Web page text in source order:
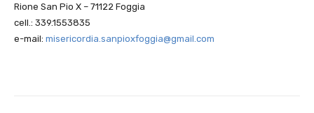
Rione San Pio X – 71122 Foggia
cell.: 339.1553835
e-mail: misericordia.sanpioxfoggia@gmail.com